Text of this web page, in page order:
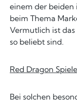
einem der beiden
beim Thema
Vermutlich ist
so beliebt sind.
Red Dragon
Bei solchen